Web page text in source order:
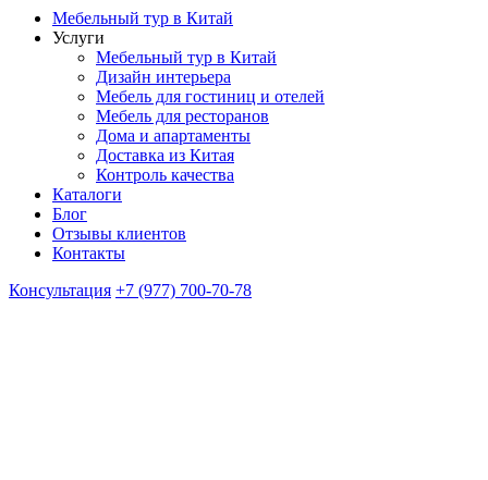
Мебельный тур в Китай
Услуги
Мебельный тур в Китай
Дизайн интерьера
Мебель для гостиниц и отелей
Мебель для ресторанов
Дома и апартаменты
Доставка из Китая
Контроль качества
Каталоги
Блог
Отзывы клиентов
Контакты
Консультация +7 (977) 700-70-78